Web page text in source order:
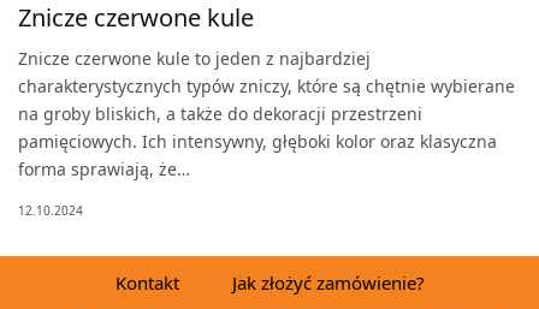
Znicze czerwone kule
Znicze czerwone kule to jeden z najbardziej
charakterystycznych typów zniczy, które są chętnie wybierane
na groby bliskich, a także do dekoracji przestrzeni
pamięciowych. Ich intensywny, głęboki kolor oraz klasyczna
forma sprawiają, że…
12.10.2024
Kontakt
Jak złożyć zamówienie?